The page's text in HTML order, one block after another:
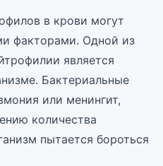
в крови могут
факторами. Одной из
является
Бактериальные
или менингит,
количества
пытается бороться